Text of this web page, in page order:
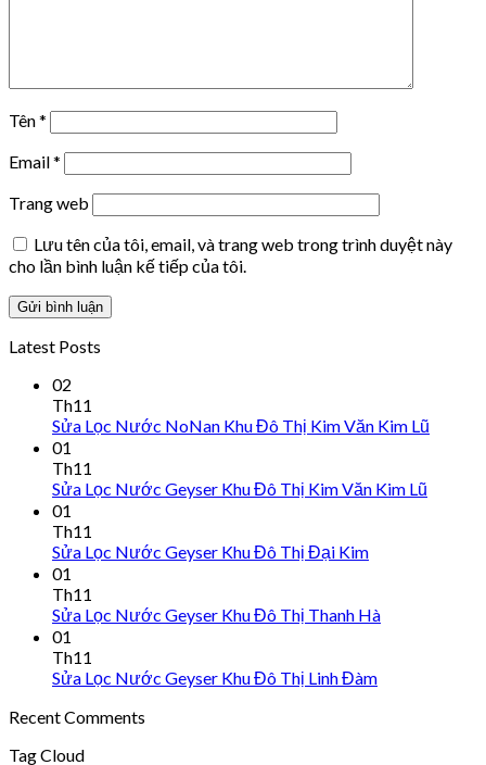
Tên*
Email*
Trang web
Lưu tên của tôi, email, và trang web trong trình duyệt này
cho lần bình luận kế tiếp của tôi.
Latest Posts
02
Th11
Sửa Lọc Nước NoNan Khu Đô Thị Kim Văn Kim Lũ
01
Th11
Sửa Lọc Nước Geyser Khu Đô Thị Kim Văn Kim Lũ
01
Th11
Sửa Lọc Nước Geyser Khu Đô Thị Đại Kim
01
Th11
Sửa Lọc Nước Geyser Khu Đô Thị Thanh Hà
01
Th11
Sửa Lọc Nước Geyser Khu Đô Thị Linh Đàm
Recent Comments
Tag Cloud